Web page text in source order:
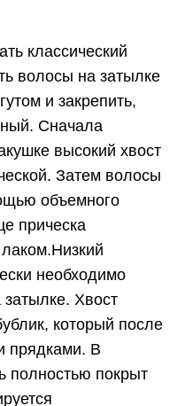
классический
волосы на затылке
и закрепить,
Сначала
высокий хвост
Затем волосы
объемного
прическа
необходимо
Хвост
который после
прядками. В
полностью покрыт